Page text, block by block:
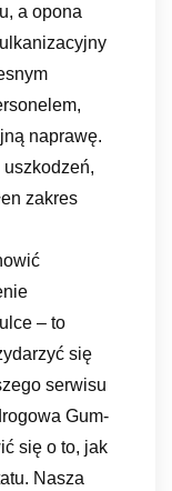
a opona
naprawę.
zakres
– to
się
serwisu
Gum-
się o to, jak
Nasza